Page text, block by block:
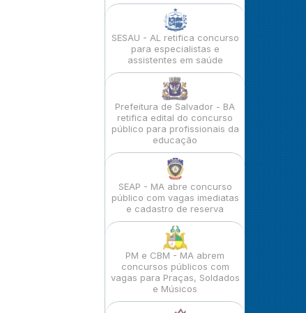
SESAU - AL retifica concurso
para especialistas e
assistentes em saúde
Prefeitura de Salvador - BA
retifica edital do concurso
público para profissionais da
educação
SEAP - MA abre concurso
público com vagas imediatas
e cadastro de reserva
PM e CBM - MA abrem
concursos públicos com
vagas para Praças, Soldados
e Músicos